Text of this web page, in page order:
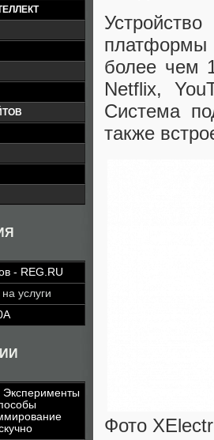
- REG.RU
услуги
Эксперименты
платформы
более чем
Netflix,
Система
также
Фото